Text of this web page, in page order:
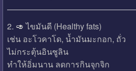
2. 🥑 ไขมันดี (Healthy fats)
เช่น อะโวคาโด, น้ำมันมะกอก, ถั่ว
ไม่กระตุ้นอินซูลิน
ทำให้อิ่มนาน ลดการกินจุกจิก